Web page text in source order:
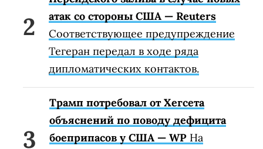
атак со стороны США — Reuters
Соответствующее предупреждение
Тегеран передал в ходе ряда
дипломатических контактов.
Трамп потребовал от Хегсета
объяснений по поводу дефицита
боеприпасов у США — WP На